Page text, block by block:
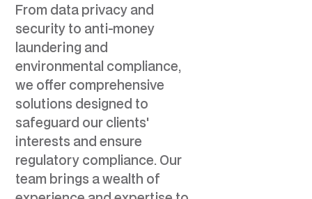
From data privacy and
security to anti-money
laundering and
environmental compliance,
we offer comprehensive
solutions designed to
safeguard our clients'
interests and ensure
regulatory compliance. Our
team brings a wealth of